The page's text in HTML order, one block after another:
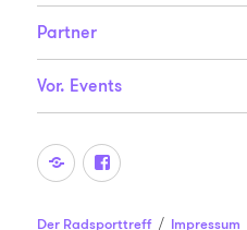
Partner
Vor. Events
Der
Radsporttreff
auf
Der
auf
Der Radsporttreff Impressum